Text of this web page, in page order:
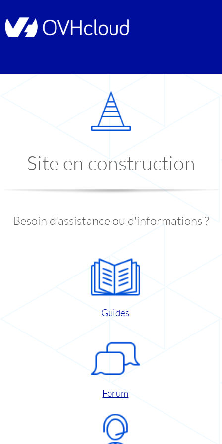
Site en construction
Besoin d'assistance ou d'informations ?
Guides
Forum